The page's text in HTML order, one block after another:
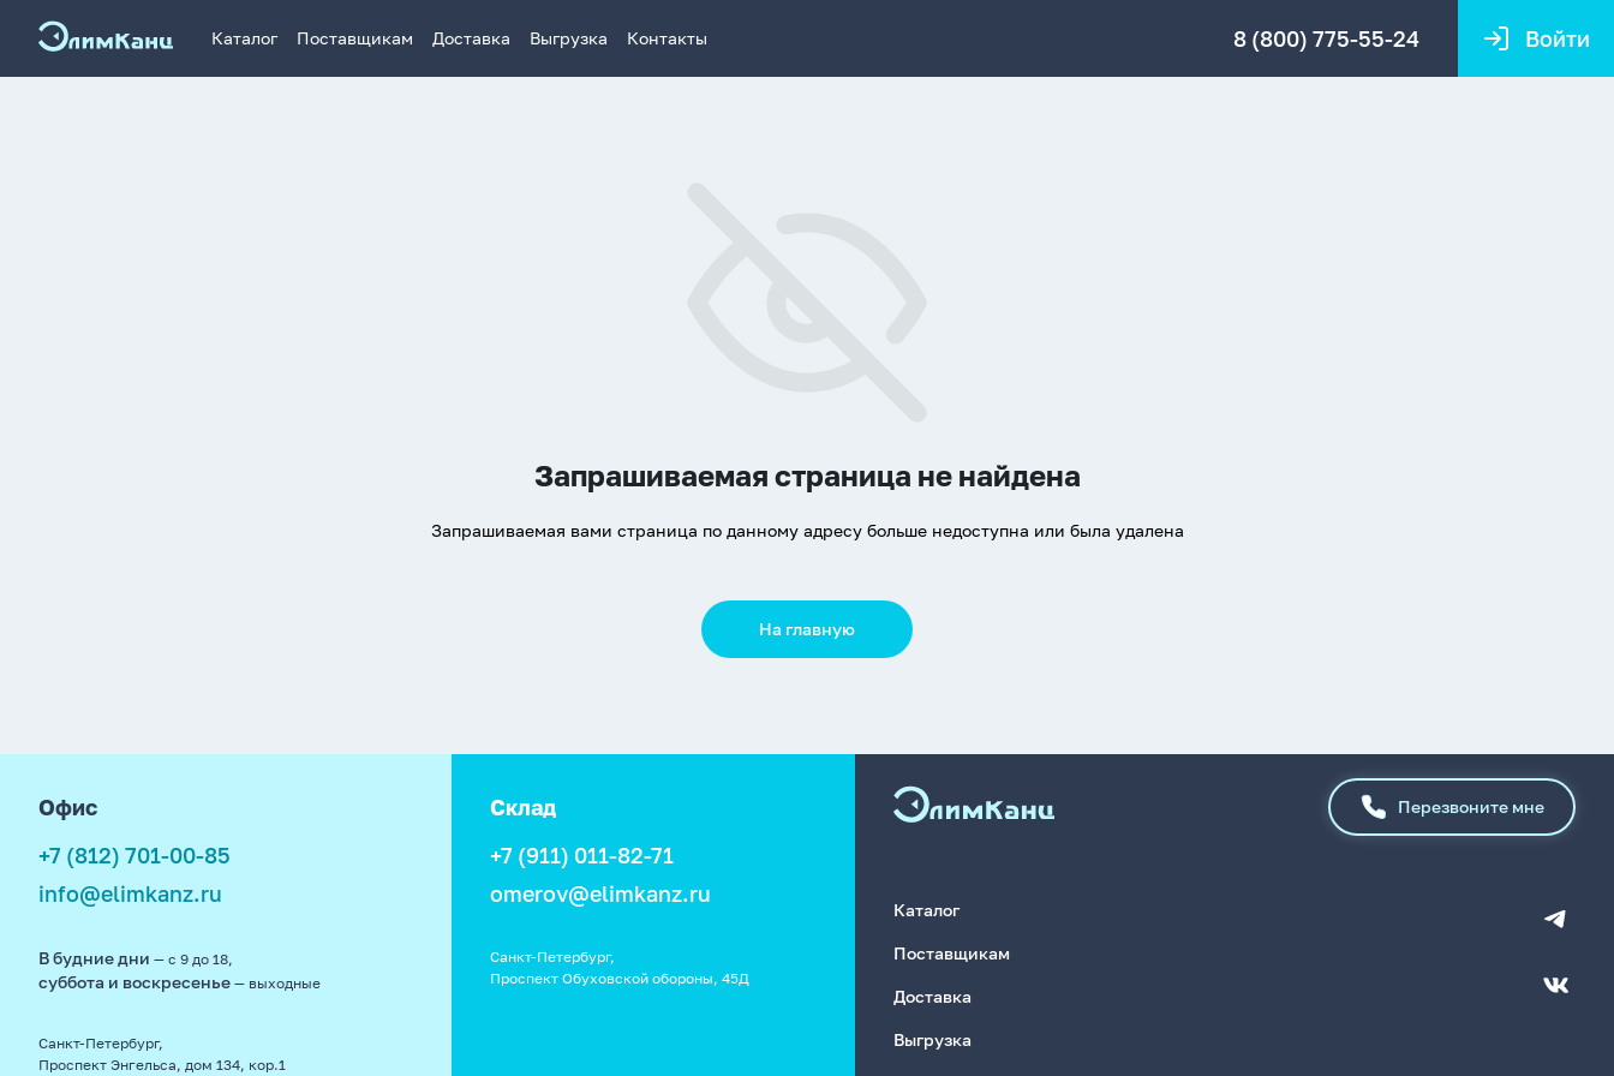
Каталог Поставщикам Доставка Выгрузка Контакты 8 (800) 775-55-24 Войти
Запрашиваемая страница не найдена
Запрашиваемая вами страница по данному адресу больше недоступна или была удалена
На главную
Офис
+7 (812) 701-00-85
info@elimkanz.ru
В будние дни — с 9 до 18,
суббота и воскресенье — выходные
Санкт-Петербург,
Проспект Энгельса, дом 134, кор.1
Склад
+7 (911) 011-82-71
omerov@elimkanz.ru
Санкт-Петербург,
Проспект Обуховской обороны, 45Д
Перезвоните мне
Каталог
Поставщикам
Доставка
Выгрузка